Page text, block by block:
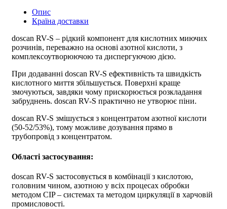
Опис
Країна доставки
doscan RV-S – рідкий компонент для кислотних миючих
розчинів, переважно на основі азотної кислоти, з
комплексоутворюючою та диспергуючою дією.
При додаванні doscan RV-S ефективність та швидкість
кислотного миття збільшується. Поверхні краще
змочуються, завдяки чому прискорюється розкладання
забруднень. doscan RV-S практично не утворює піни.
doscan RV-S змішується з концентратом азотної кислоти
(50-52/53%), тому можливе дозування прямо в
трубопровід з концентратом.
Області застосування:
doscan RV-S застосовується в комбінації з кислотою,
головним чином, азотною у всіх процесах обробки
методом CIP – системах та методом циркуляції в харчовій
промисловості.